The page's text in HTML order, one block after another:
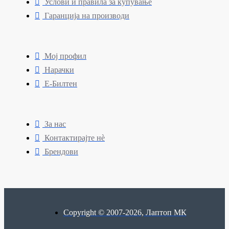
Гаранција на производи
Мој профил
Нарачки
Е-Билтен
За нас
Контактирајте нè
Брендови
Copyright © 2007-2026, Лаптоп МК